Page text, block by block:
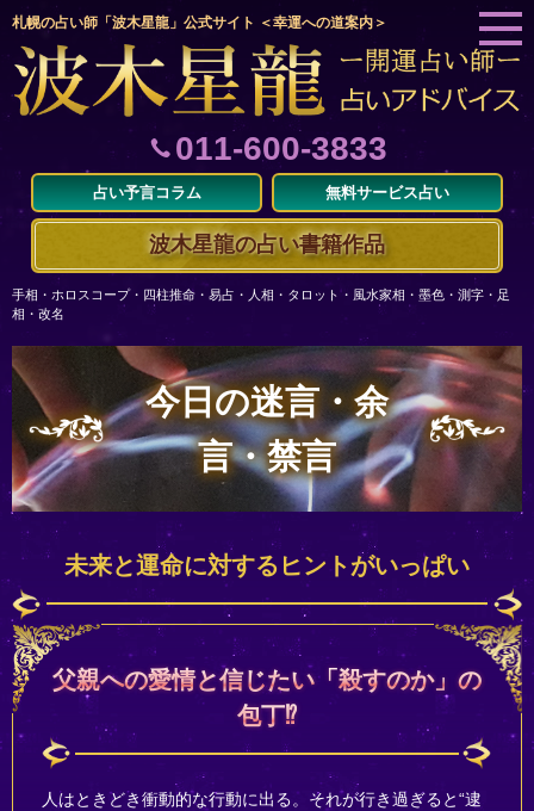
札幌の占い師「波木星龍」公式サイト ＜幸運への道案内＞
011-600-3833
占い予言コラム 無料サービス占い
波木星龍の占い書籍作品
手相・ホロスコープ・四柱推命・易占・人相・タロット・風水家相・墨色・測字・足
相・改名
今日の迷言・余
言・禁言
未来と運命に対するヒントがいっぱい
父親への愛情と信じたい「殺すのか」の
包丁⁉
人はときどき衝動的な行動に出る。それが行き過ぎると“逮